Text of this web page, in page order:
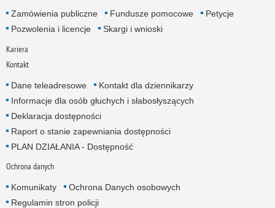
Zamówienia publiczne Fundusze pomocowe
Petycje
Pozwolenia i licencje
Skargi i wnioski
Kariera
Kontakt
Dane teleadresowe
Kontakt dla dziennikarzy
Informacje dla osób głuchych i słabosłyszących
Deklaracja dostępności
Raport o stanie zapewniania dostępności
PLAN DZIAŁANIA - Dostępność
Ochrona danych
Komunikaty
Ochrona Danych osobowych
Regulamin stron policji